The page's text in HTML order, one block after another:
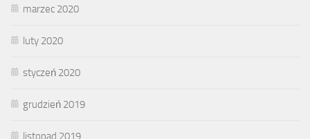
marzec 2020
luty 2020
styczeń 2020
grudzień 2019
listopad 2019